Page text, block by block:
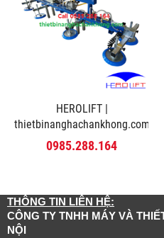
HEROLIFT |
thietbinanghachankhong.com
0985.288.164
THÔNG TIN LIÊN HỆ:
CÔNG TY TNHH MÁY VÀ
NỘI